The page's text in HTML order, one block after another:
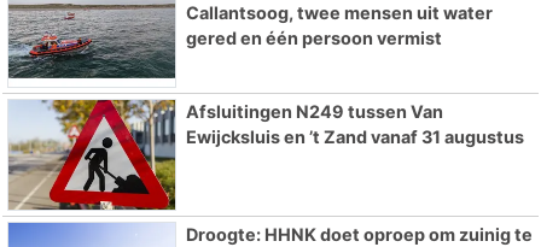
Callantsoog, twee mensen uit water
gered en één persoon vermist
Afsluitingen N249 tussen Van
Ewijcksluis en ’t Zand vanaf 31 augustus
Droogte: HHNK doet oproep om zuinig te